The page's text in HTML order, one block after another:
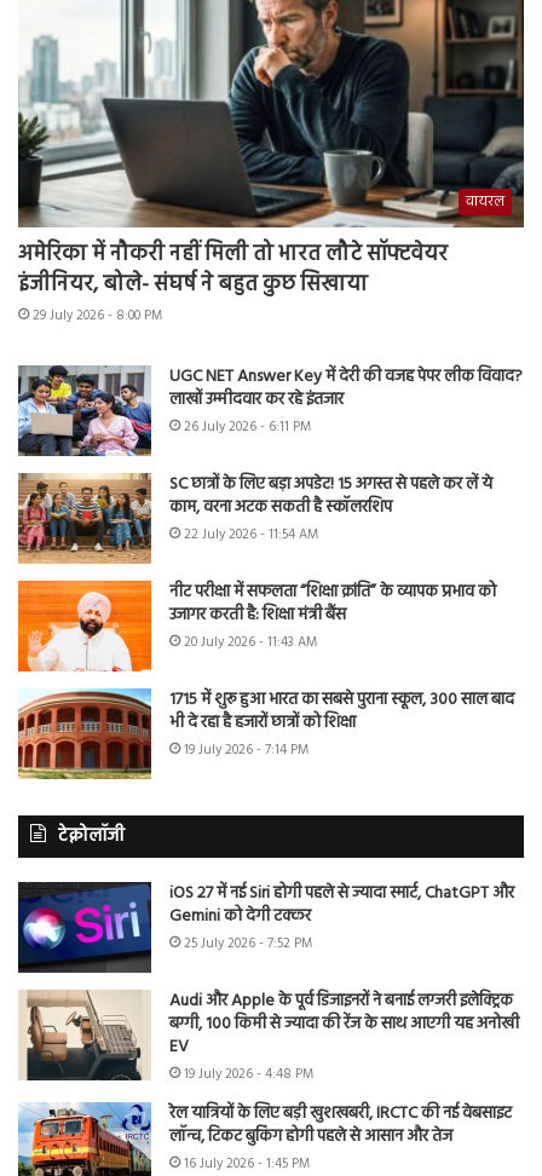
वायरल
अमेरिका में नौकरी नहीं मिली तो भारत लौटे सॉफ्टवेयर
इंजीनियर, बोले- संघर्ष ने बहुत कुछ सिखाया
29 July 2026 - 8:00 PM
UGC NET Answer Key में देरी की वजह पेपर लीक विवाद?
लाखों उम्मीदवार कर रहे इंतजार
26 July 2026 - 6:11 PM
SC छात्रों के लिए बड़ा अपडेट! 15 अगस्त से पहले कर लें ये
काम, वरना अटक सकती है स्कॉलरशिप
22 July 2026 - 11:54 AM
नीट परीक्षा में सफलता “शिक्षा क्रांति” के व्यापक प्रभाव को
उजागर करती है: शिक्षा मंत्री बैंस
20 July 2026 - 11:43 AM
1715 में शुरू हुआ भारत का सबसे पुराना स्कूल, 300 साल बाद
भी दे रहा है हजारों छात्रों को शिक्षा
19 July 2026 - 7:14 PM
टेक्नोलॉजी
iOS 27 में नई Siri होगी पहले से ज्यादा स्मार्ट, ChatGPT और
Gemini को देगी टक्कर
25 July 2026 - 7:52 PM
Audi और Apple के पूर्व डिजाइनरों ने बनाई लग्जरी इलेक्ट्रिक
बग्गी, 100 किमी से ज्यादा की रेंज के साथ आएगी यह अनोखी
EV
19 July 2026 - 4:48 PM
रेल यात्रियों के लिए बड़ी खुशखबरी, IRCTC की नई वेबसाइट
लॉन्च, टिकट बुकिंग होगी पहले से आसान और तेज
16 July 2026 - 1:45 PM